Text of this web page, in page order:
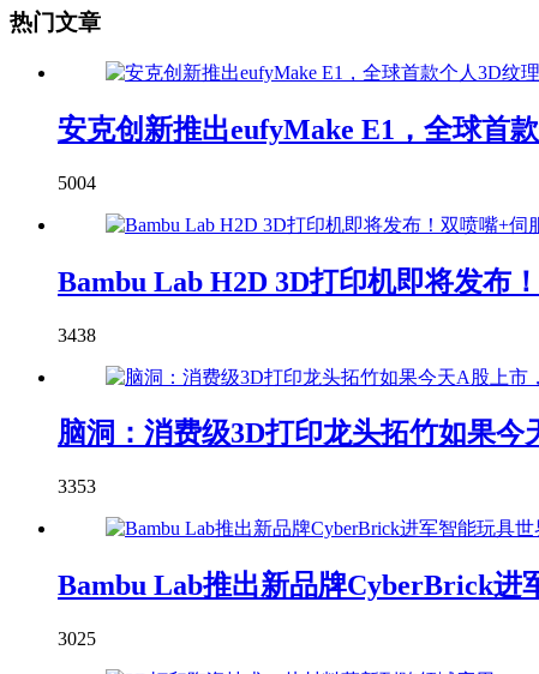
热门文章
安克创新推出eufyMake E1，全球首
5004
Bambu Lab H2D 3D打印机即将发布
3438
脑洞：消费级3D打印龙头拓竹如果今
3353
Bambu Lab推出新品牌CyberBrick进
3025